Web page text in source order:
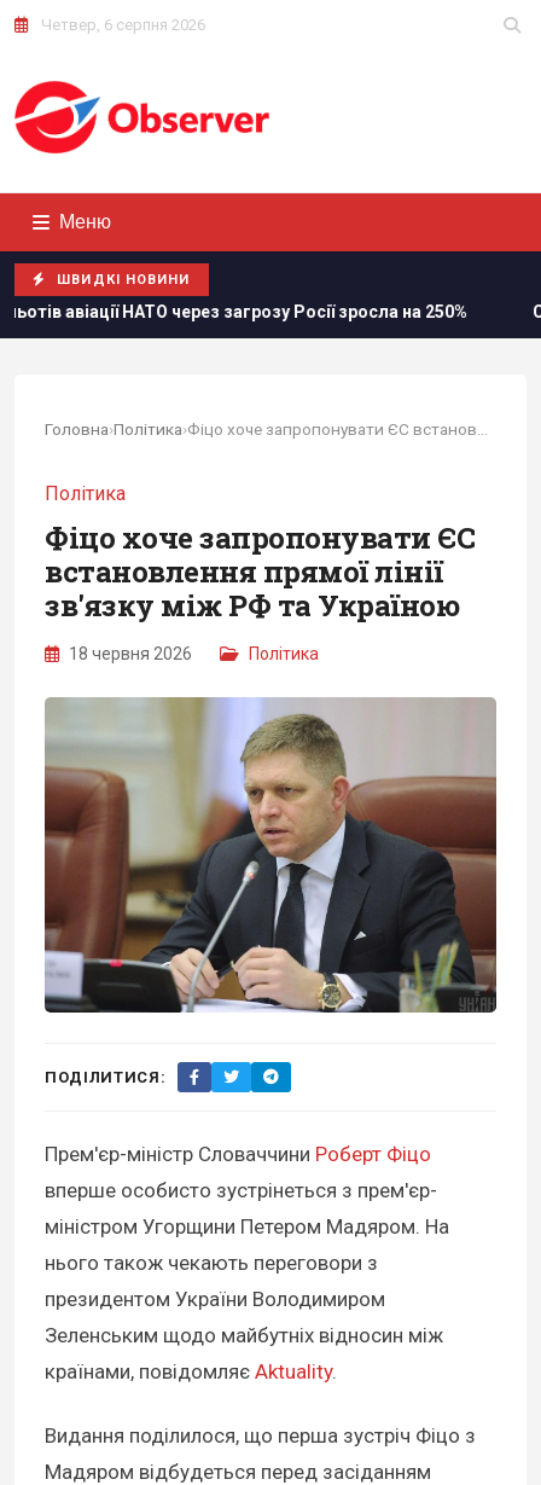
Четвер, 6 серпня 2026
Меню
ШВИДКІ НОВИНИ
загрозу Росії зросла на 250% Стефанішиній обрали
Головна›Політика›
Політика
Фіцо хоче запропонувати ЄС
встановлення прямої лінії
зв'язку між РФ та Україною
18 червня 2026 Політика
ПОДІЛИТИСЯ:
Прем'єр-міністр Словаччини Роберт Фіцо
вперше особисто зустрінеться з прем'єр-
міністром Угорщини Петером Мадяром. На
нього також чекають переговори з
президентом України Володимиром
Зеленським щодо майбутніх відносин між
країнами, повідомляє Aktuality.
Видання поділилося, що перша зустріч Фіцо з
Мадяром відбудеться перед засіданням